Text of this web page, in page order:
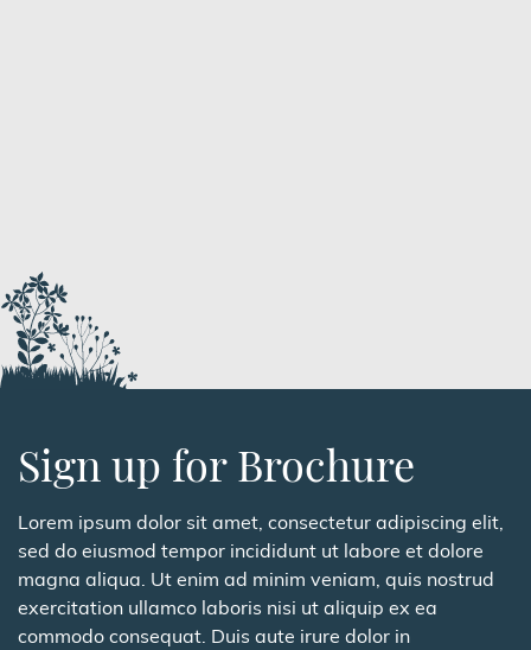
Sign up for Brochure
Lorem ipsum dolor sit amet, consectetur adipiscing elit,
sed do eiusmod tempor incididunt ut labore et dolore
magna aliqua. Ut enim ad minim veniam, quis nostrud
exercitation ullamco laboris nisi ut aliquip ex ea
commodo consequat. Duis aute irure dolor in